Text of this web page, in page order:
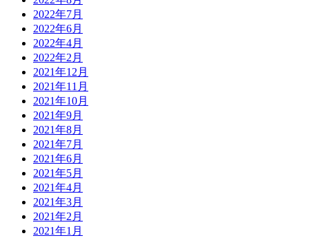
2022年7月
2022年6月
2022年4月
2022年2月
2021年12月
2021年11月
2021年10月
2021年9月
2021年8月
2021年7月
2021年6月
2021年5月
2021年4月
2021年3月
2021年2月
2021年1月